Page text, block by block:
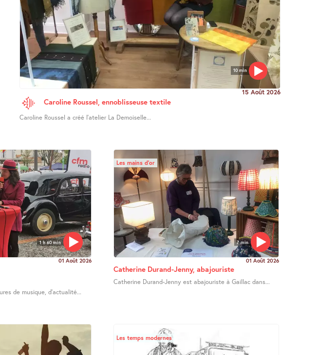
10 min
15 Août 2026
Caroline Roussel, ennoblisseuse textile
Caroline Roussel a créé l’atelier La Demoiselle...
1 h 60 min
01 Août 2026
de musique, d’actualité...
7 min
Les mains d’or
01 Août 2026
Catherine Durand-Jenny, abajouriste
Catherine Durand-Jenny est abajouriste à Gaillac dans...
Les temps modernes